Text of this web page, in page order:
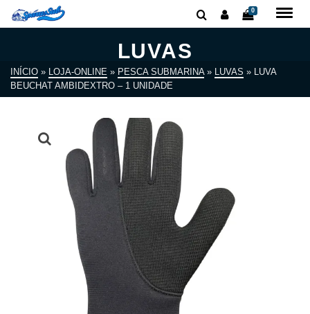
0
LUVAS
INÍCIO » LOJA-ONLINE » PESCA SUBMARINA » LUVAS » LUVA
BEUCHAT AMBIDEXTRO – 1 UNIDADE